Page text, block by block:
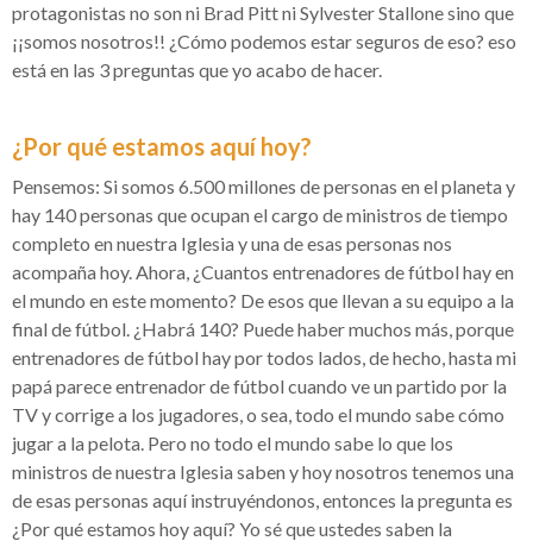
protagonistas no son ni Brad Pitt ni Sylvester Stallone sino que
¡¡somos nosotros!! ¿Cómo podemos estar seguros de eso? eso
está en las 3 preguntas que yo acabo de hacer.
¿Por qué estamos aquí hoy?
Pensemos: Si somos 6.500 millones de personas en el planeta y
hay 140 personas que ocupan el cargo de ministros de tiempo
completo en nuestra Iglesia y una de esas personas nos
acompaña hoy. Ahora, ¿Cuantos entrenadores de fútbol hay en
el mundo en este momento? De esos que llevan a su equipo a la
final de fútbol. ¿Habrá 140? Puede haber muchos más, porque
entrenadores de fútbol hay por todos lados, de hecho, hasta mi
papá parece entrenador de fútbol cuando ve un partido por la
TV y corrige a los jugadores, o sea, todo el mundo sabe cómo
jugar a la pelota. Pero no todo el mundo sabe lo que los
ministros de nuestra Iglesia saben y hoy nosotros tenemos una
de esas personas aquí instruyéndonos, entonces la pregunta es
¿Por qué estamos hoy aquí? Yo sé que ustedes saben la